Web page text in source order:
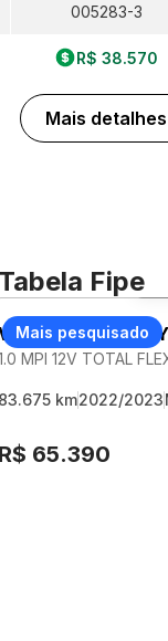
005283-3
R$ 38.570
Mais detalhes
Fipe
Mais pesquisado
MPI 12V TOTAL
83.675 km2022/2023
R$ 65.390